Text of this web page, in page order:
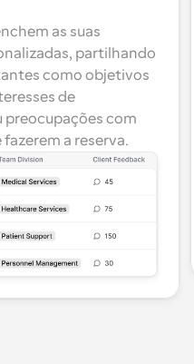
as suas
partilhando
como objetivos
de
com
a reserva.